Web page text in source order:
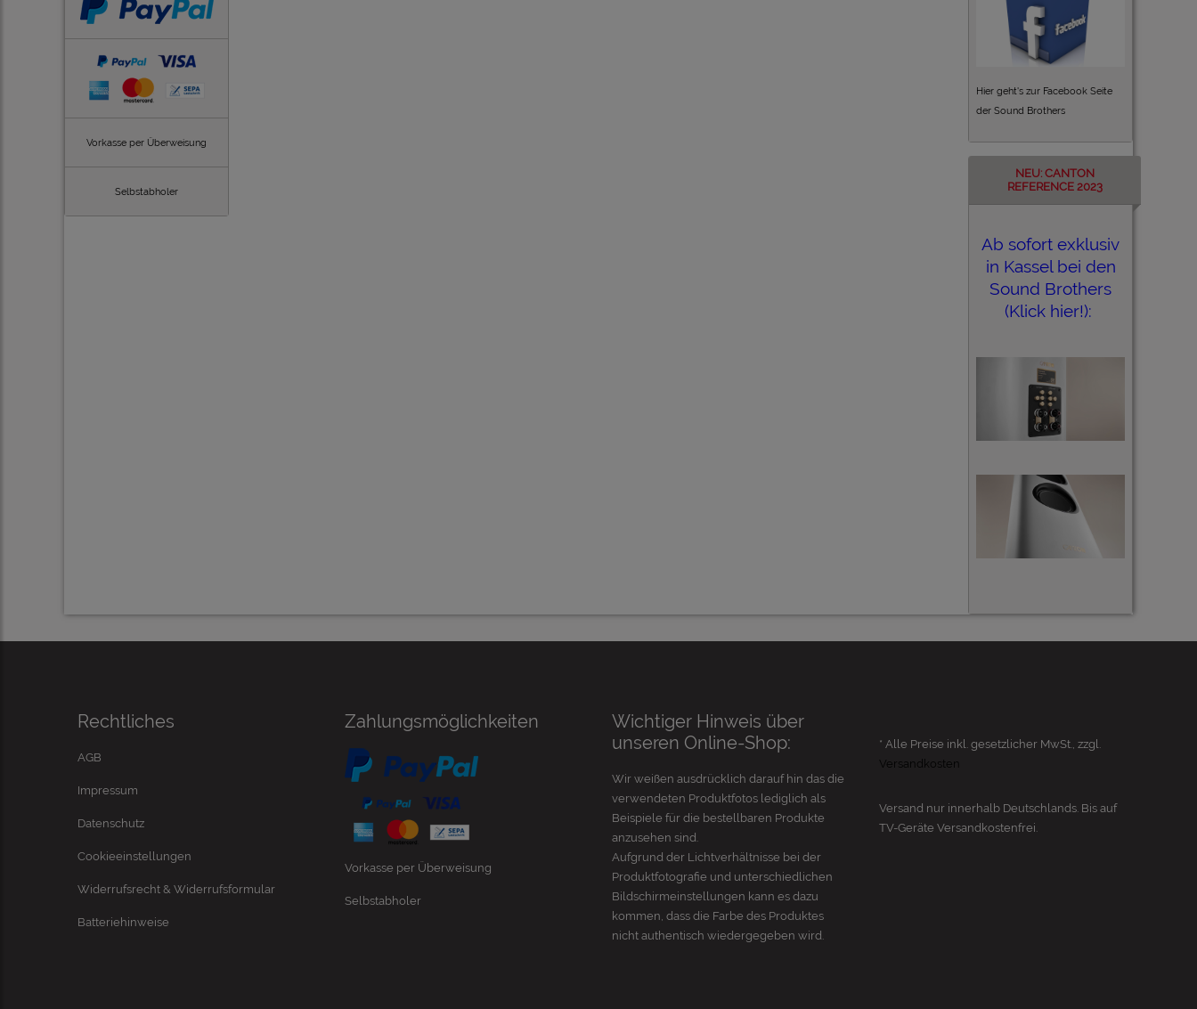
Vorkasse per Überweisung
Selbstabholer
Hier geht's zur Facebook Seite
der Sound Brothers
NEU: CANTON
REFERENCE 2023
Ab sofort exklusiv
in Kassel bei den
Sound Brothers
(Klick hier!):
Rechtliches
AGB
Impressum
Datenschutz
Cookieeinstellungen
Widerrufsrecht & Widerrufsformular
Batteriehinweise
Zahlungsmöglichkeiten
Vorkasse per Überweisung
Selbstabholer
Wichtiger Hinweis über
unseren Online-Shop:
Wir weißen ausdrücklich darauf hin das die
verwendeten Produktfotos lediglich als
Beispiele für die bestellbaren Produkte
anzusehen sind.
Aufgrund der Lichtverhältnisse bei der
Produktfotografie und unterschiedlichen
Bildschirmeinstellungen kann es dazu
kommen, dass die Farbe des Produktes
nicht authentisch wiedergegeben wird.
* Alle Preise inkl. gesetzlicher MwSt., zzgl.
Versandkosten
Versand nur innerhalb Deutschlands. Bis auf
TV-Geräte Versandkostenfrei.